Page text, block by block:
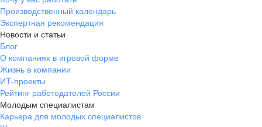
Производственный календарь
Экспертная рекомендация
Новости и статьи
Блог
О компаниях в игровой форме
Жизнь в компании
ИТ-проекты
Рейтинг работодателей России
Молодым специалистам
Карьера для молодых специалистов